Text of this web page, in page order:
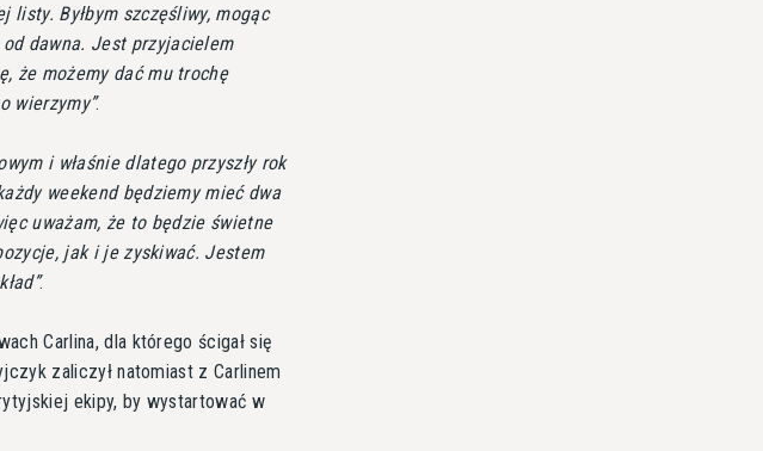
listy. Byłbym szczęśliwy, mogąc
dawna. Jest przyjacielem
że możemy dać mu trochę
wierzymy .
i właśnie dlatego przyszły rok
weekend będziemy mieć dwa
uważam, że to będzie świetne
jak i je zyskiwać. Jestem
.
Carlina, dla którego ścigał się
zaliczył natomiast z Carlinem
ekipy, by wystartować w